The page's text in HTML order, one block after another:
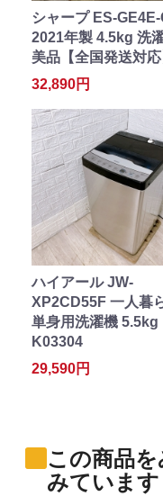
シャープ ES-GE4E-
2021年製 4.5kg 洗
美品【全国発送対応
32,890円
ハイアール JW-
XP2CD55F 一人暮
単身用洗濯機 5.5kg
K03304
29,590円
この商品
みています